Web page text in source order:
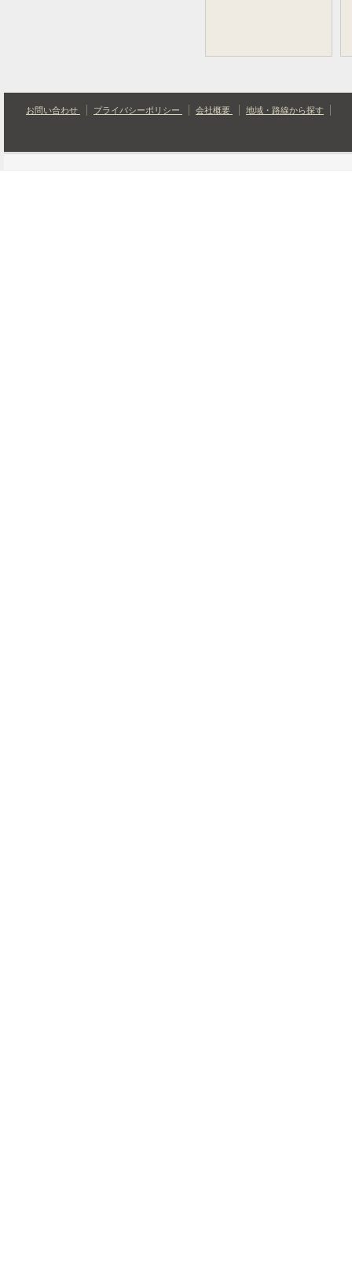
お問い合わせ プライバシーポリシー 会社概要 地域・路線から探す